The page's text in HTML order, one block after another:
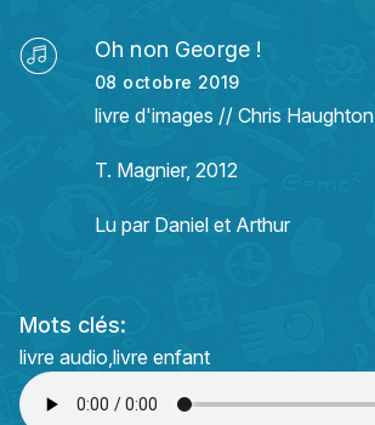
Oh non George !
08 octobre 2019
livre d'images // Chris Haughton
T. Magnier, 2012
Lu par Daniel et Arthur
Mots clés:
livre audio livre enfant